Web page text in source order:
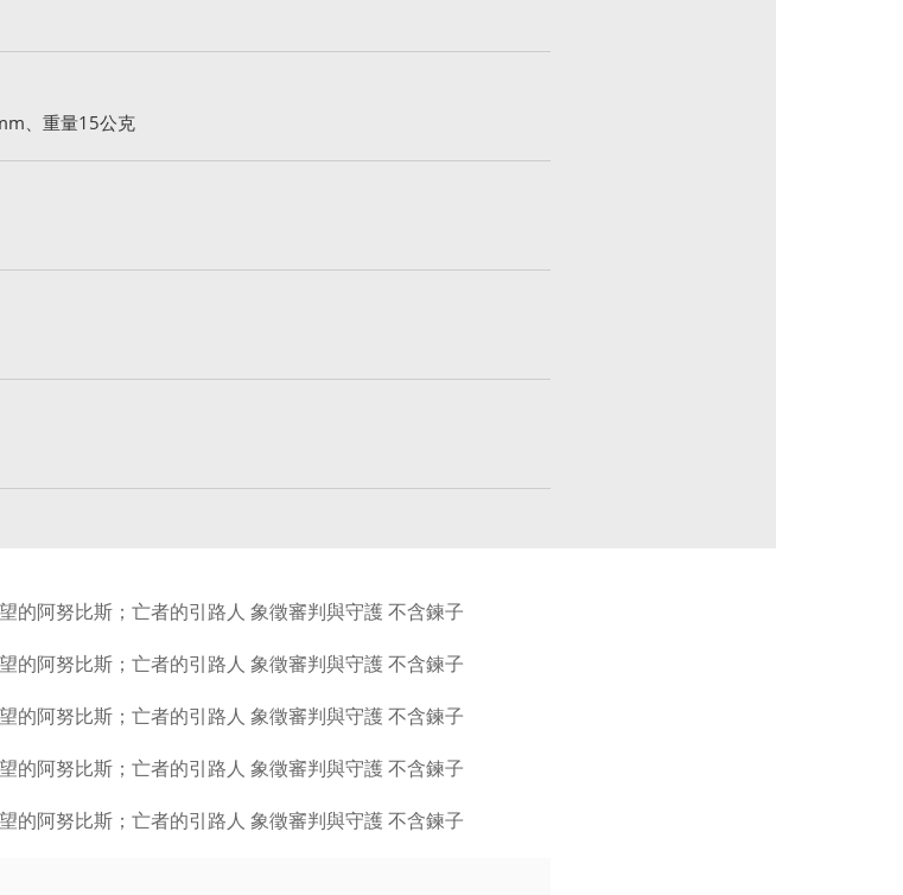
、重量15公克